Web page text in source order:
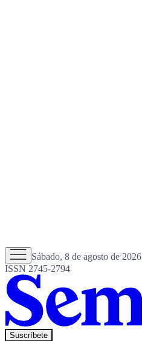
Sábado, 8 de agosto de 2026
ISSN 2745-2794
Suscríbete